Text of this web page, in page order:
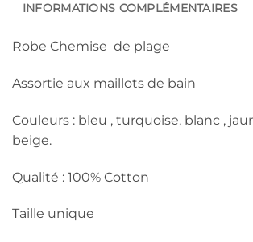
INFORMATIONS COMPLÉMENTAIRES
Robe Chemise de plage
Assortie aux maillots de bain
Couleurs : bleu , turquoise, blanc ,
beige.
Qualité : 100% Cotton
Taille unique